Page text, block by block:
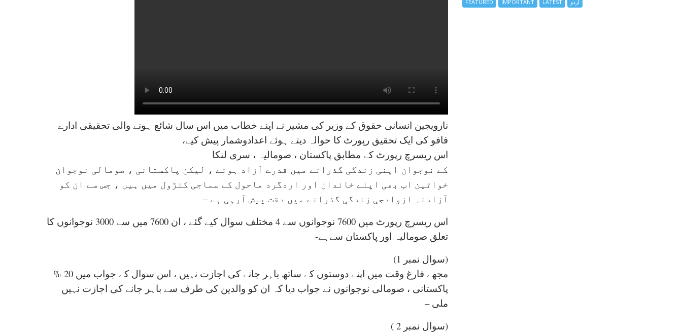
نارویجین انسانی حقوق کے وزیر کی مشیر نے اپنے خطاب میں اس سال شائع ہونے والی تحقیقی ادارے
فافو کی ایک تحقیق رپورٹ کا حوالہ دیتے ہوئے اعدادوشمار پیش کیے،
اس ریسرچ رپورٹ کے مطابق پاکستان ، صومالیہ ، سری لنکا
کے نوجوان اپنی زندگی گذرانے میں قدرے آزاد ہوئے ، لیکن پاکستانی ، صومالی نوجوان
خواتین اب بھی اپنے خاندان اور اردگرد ماحول کے سماجی کنڑول میں ہیں ، جس سے ان کو
آزادنہ ازوادجی زندگی گذرانے میں دقت پیش آرہی ہے –
اس ریسرچ رپورٹ میں 7600 نوجوانوں سے 4 مختلف سوال کیے گئے ، ان 7600 میں سے 3000 نوجوانوں کا
تعلق صومالیہ اور پاکستان سےہے-
(سوال نمبر 1)
مجھے فارغ وقت میں اپنے دوستوں کے ساتھ باہر جانے کی اجازت نہیں ، اس سوال کے جواب میں 20 %
پاکستانی ، صومالی نوجوانوں نے جواب دیا کہ ان کو والدین کی طرف سے باہر جانے کی اجازت نہیں
ملی –
(سوال نمبر 2 )
FEATURED IMPORTANT LATEST اردو